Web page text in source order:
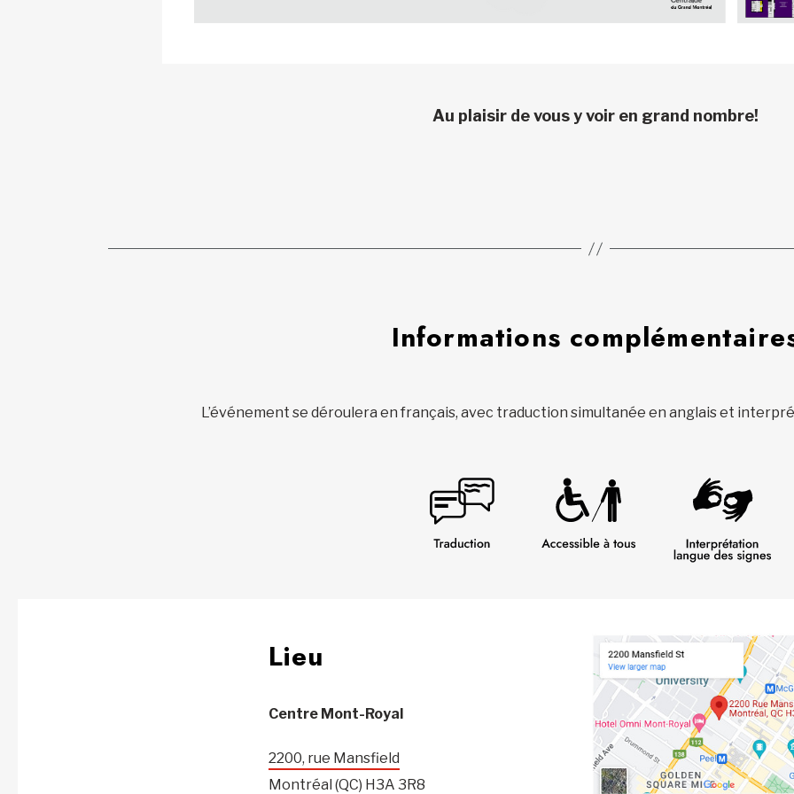
Au plaisir de vous y voir en grand nombre!
Informations
L’événement se déroulera en français, avec traduction simultanée en anglais et
Lieu
Centre Mont-Royal
2200, rue Mansfield
Montréal (QC) H3A 3R8